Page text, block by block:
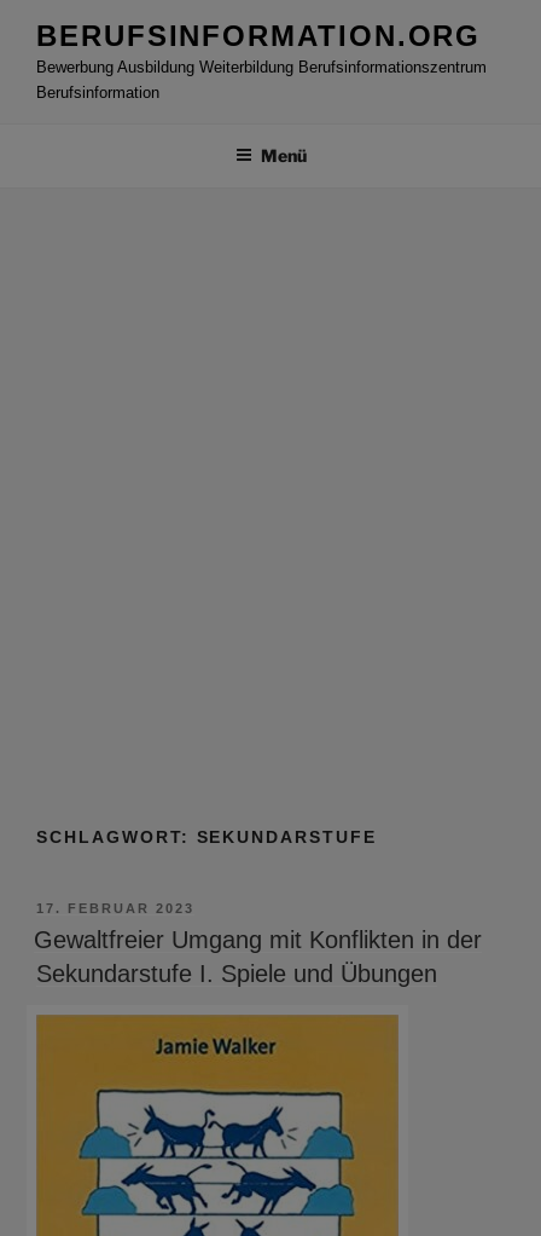
Inhalt
springen
BERUFSINFORMATION.ORG
Bewerbung Ausbildung Weiterbildung Berufsinformationszentrum
Berufsinformation
Menü
SCHLAGWORT: SEKUNDARSTUFE
VERÖFFENTLICHT
AM
17. FEBRUAR 2023
Gewaltfreier Umgang mit Konflikten in der
Sekundarstufe I. Spiele und Übungen